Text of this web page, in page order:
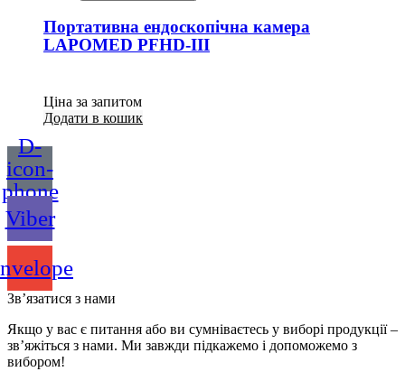
Портативна ендоскопічна камера
LAPOMED PFHD-III
Ціна за запитом
Додати в кошик
D-
icon-
phone
Viber
Зв’язатися з нами
Якщо у вас є питання або ви сумніваєтесь у виборі продукції –
зв’яжіться з нами. Ми завжди підкажемо і допоможемо з
вибором!